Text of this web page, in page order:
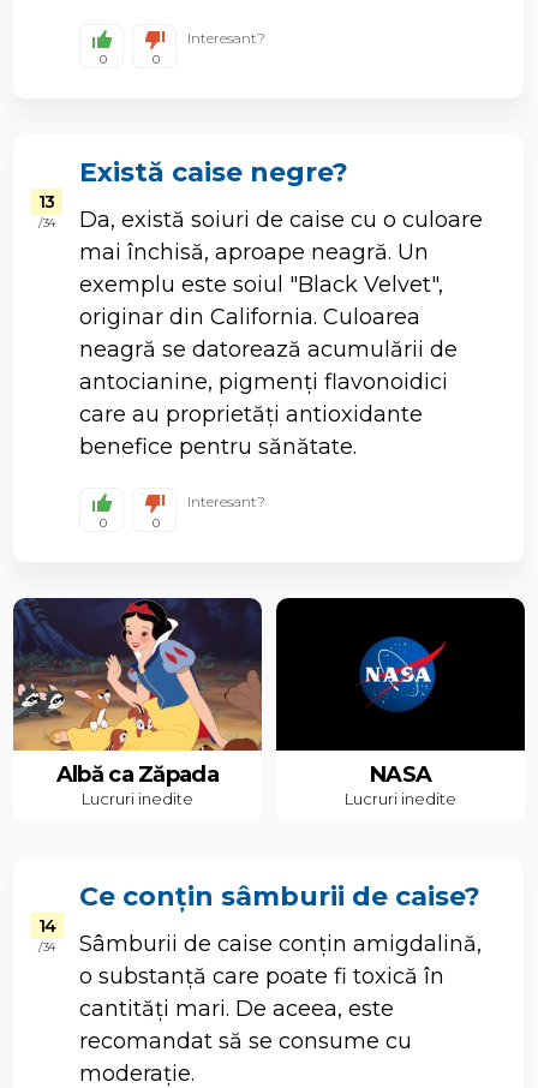
0 0
Interesant?
13
/ 34
Există caise negre?
Da, există soiuri de caise cu o culoare
mai închisă, aproape neagră. Un
exemplu este soiul "Black Velvet",
originar din California. Culoarea
neagră se datorează acumulării de
antocianine, pigmenți flavonoidici
care au proprietăți antioxidante
benefice pentru sănătate.
0 0
Interesant?
Albă ca Zăpada
Lucruri inedite
NASA
Lucruri inedite
14
/ 34
Ce conțin sâmburii de caise?
Sâmburii de caise conțin amigdalină,
o substanță care poate fi toxică în
cantități mari. De aceea, este
recomandat să se consume cu
moderație.